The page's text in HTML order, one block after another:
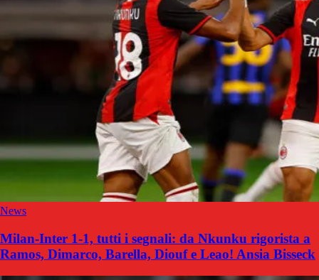
News
Milan-Inter 1-1, tutti i segnali: da Nkunku rigorista a
Ramos, Dimarco, Barella, Diouf e Leao! Ansia Bisseck